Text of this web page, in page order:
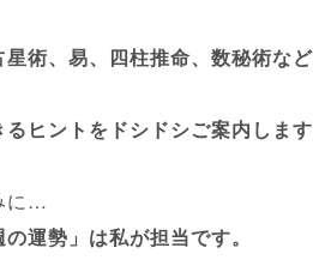
星術、易、四柱推命、数秘術な
ヒントをドシドシご案内します
に…
運勢」は私が担当です。